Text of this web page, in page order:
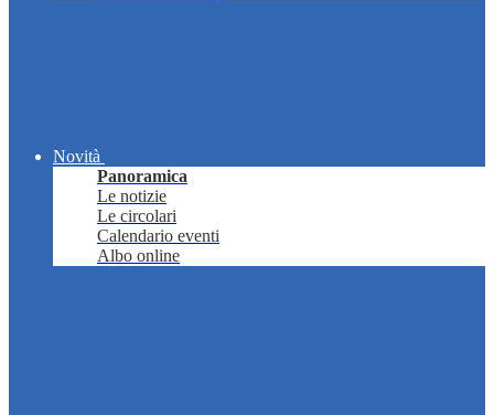
Novità
Panoramica
Le notizie
Le circolari
Calendario eventi
Albo online